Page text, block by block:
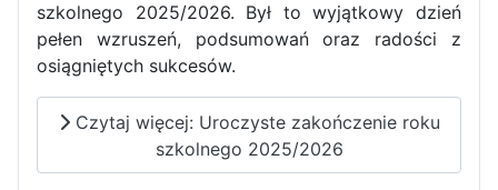
Dni Otwarte w „Staszicu” za
szkolnego 2025/2026. Był to wyjątkowy dzień
pełen wzruszeń, podsumowań oraz radości z
osiągniętych sukcesów.
Czytaj więcej: Uroczyste zakończenie roku
szkolnego 2025/2026